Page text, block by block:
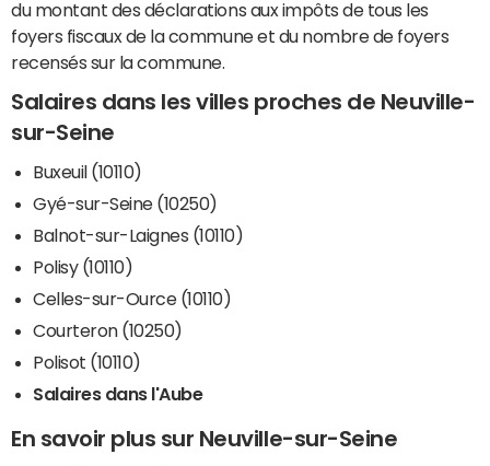
du montant des déclarations aux impôts de tous les
foyers fiscaux de la commune et du nombre de foyers
recensés sur la commune.
Salaires dans les villes proches de Neuville-
sur-Seine
Buxeuil (10110)
Gyé-sur-Seine (10250)
Balnot-sur-Laignes (10110)
Polisy (10110)
Celles-sur-Ource (10110)
Courteron (10250)
Polisot (10110)
Salaires dans l'Aube
En savoir plus sur Neuville-sur-Seine